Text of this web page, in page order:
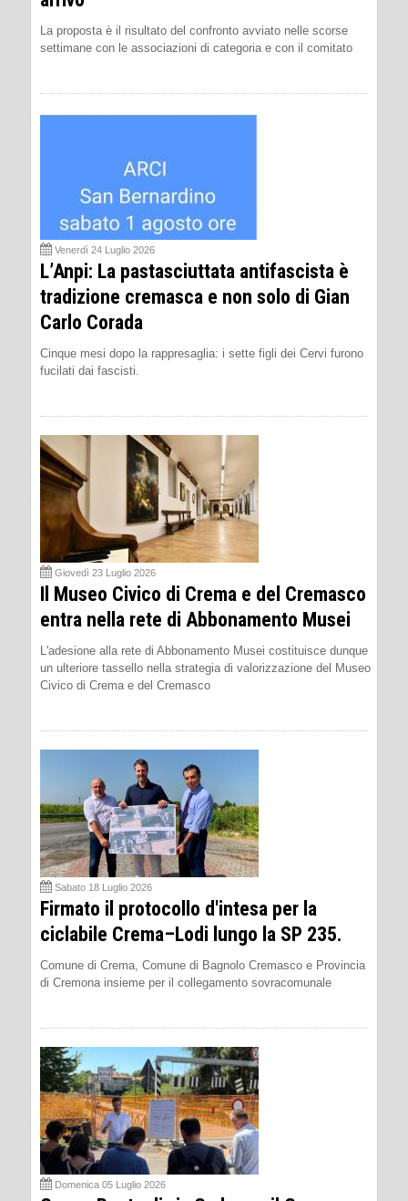
La proposta è il risultato del confronto avviato nelle scorse
settimane con le associazioni di categoria e con il comitato
Venerdì 24 Luglio 2026
L’Anpi: La pastasciuttata antifascista è
tradizione cremasca e non solo di Gian
Carlo Corada
Cinque mesi dopo la rappresaglia: i sette figli dei Cervi furono
fucilati dai fascisti.
Giovedì 23 Luglio 2026
Il Museo Civico di Crema e del Cremasco
entra nella rete di Abbonamento Musei
L'adesione alla rete di Abbonamento Musei costituisce dunque
un ulteriore tassello nella strategia di valorizzazione del Museo
Civico di Crema e del Cremasco
Sabato 18 Luglio 2026
Firmato il protocollo d'intesa per la
ciclabile Crema–Lodi lungo la SP 235.
Comune di Crema, Comune di Bagnolo Cremasco e Provincia
di Cremona insieme per il collegamento sovracomunale
Domenica 05 Luglio 2026